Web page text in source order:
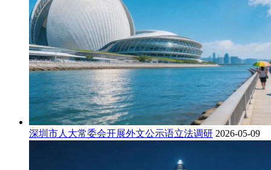
深圳市人大常委会开展外文公示语立法调研 2026-05-09